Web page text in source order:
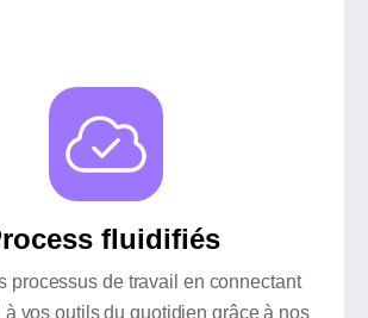
fluidifiés
processus de travail en connectant
vos outils du quotidien grâce à nos